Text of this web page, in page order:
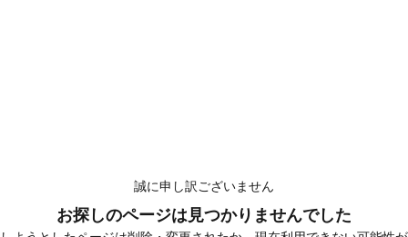
誠に申し訳ございません
お探しのページは見つかりませんでした